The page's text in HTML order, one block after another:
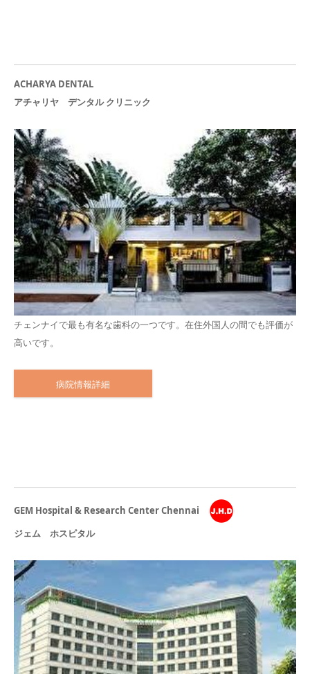
ACHARYA DENTAL
アチャリヤ デンタル クリニック
チェンナイで最も有名な歯科の一つです。在住外国人の間でも評価が
高いです。
病院情報詳細
GEM Hospital & Research Center Chennai
ジェム ホスピタル